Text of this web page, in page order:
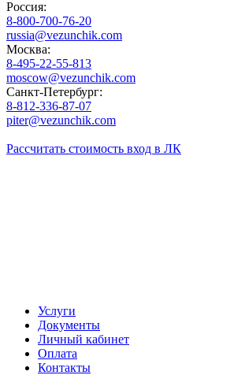
Россия:
8-800-700-76-20
russia@vezunchik.com
Москва:
8-495-22-55-813
moscow@vezunchik.com
Санкт-Петербург:
8-812-336-87-07
piter@vezunchik.com
Рассчитать стоимость вход в ЛК
Услуги
Документы
Личный кабинет
Оплата
Контакты